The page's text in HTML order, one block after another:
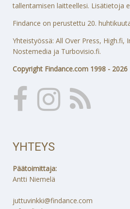
tallentamisen laitteellesi. Lisätietoja
Findance on perustettu 20.
Yhteistyössä: All Over Press, High.fi,
Nostemedia ja Turbovisio.fi.
Copyright Findance.com 1998 - 2026
YHTEYS
Päätoimittaja:
Antti Niemelä
juttuvinkki@findance.com